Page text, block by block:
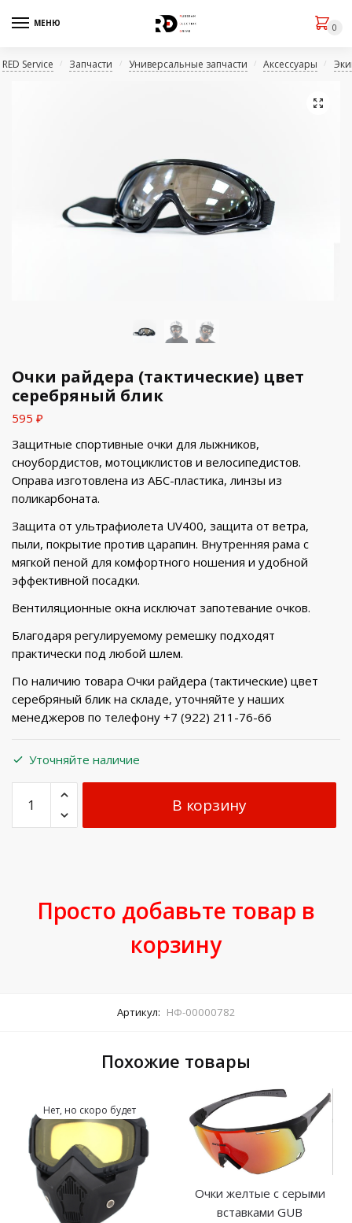
МЕНЮ 0
RED Service / Запчасти / Универсальные запчасти / Аксессуары /
🔍
Очки райдера (тактические) цвет
серебряный блик
595 ₽
Защитные спортивные очки для лыжников,
сноубордистов, мотоциклистов и велосипедистов.
Оправа изготовлена из АБС-пластика, линзы из
поликарбоната.
Защита от ультрафиолета UV400, защита от ветра,
пыли, покрытие против царапин. Внутренняя рама с
мягкой пеной для комфортного ношения и удобной
эффективной посадки.
Вентиляционные окна исключат запотевание очков.
Благодаря регулируемому ремешку подходят
практически под любой шлем.
По наличию товара Очки райдера (тактические) цвет
серебряный блик на складе, уточняйте у наших
менеджеров по телефону +7 (922) 211-76-66
Уточняйте наличие
В корзину
Просто добавьте товар в
корзину
Артикул: НФ-00000782
Похожие товары
Нет, но скоро будет
Очки желтые с серыми
вставками GUB